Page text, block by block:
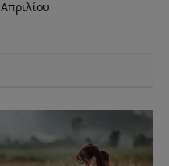
Απριλίου